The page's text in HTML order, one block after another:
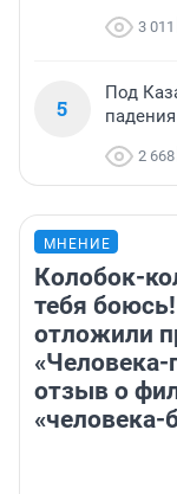
3 011
5
Под
2 668
МНЕНИЕ
Колобок-
тебя
отложили
«Человека-
отзыв о
«человека-